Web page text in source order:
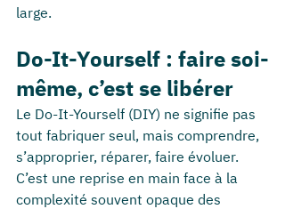
large.
Do-It-Yourself : faire soi-
même, c’est se libérer
Le Do-It-Yourself (DIY) ne signifie pas
tout fabriquer seul, mais comprendre,
s’approprier, réparer, faire évoluer.
C’est une reprise en main face à la
complexité souvent opaque des